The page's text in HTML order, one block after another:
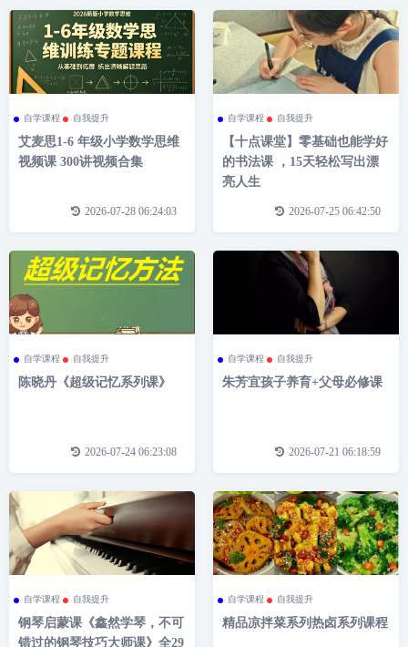
自学课程 自我提升
艾麦思1-6 年级小学数学思维
视频课 300讲视频合集
2026-07-28 06:24:03
自学课程 自我提升
【十点课堂】零基础也能学好
的书法课 ，15天轻松写出漂
亮人生
2026-07-25 06:42:50
自学课程 自我提升
陈晓丹《超级记忆系列课》
2026-07-24 06:23:08
自学课程 自我提升
朱芳宜孩子养育+父母必修课
2026-07-21 06:18:59
自学课程 自我提升
钢琴启蒙课《鑫然学琴，不可
错过的钢琴技巧大师课》全29
自学课程 自我提升
精品凉拌菜系列热卤系列课程